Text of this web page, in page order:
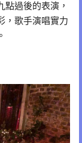
過後的表演，
，歌手演唱實力